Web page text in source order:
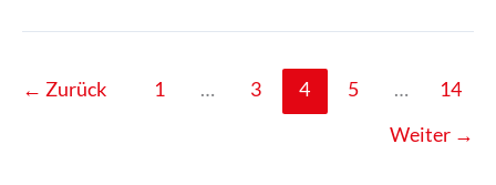
← Zurück 1 … 3 4 5 …
14
Weiter →